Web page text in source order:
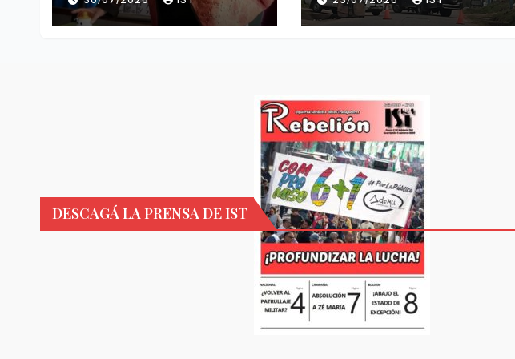
DESCAGÁ LA PRENSA DE IST